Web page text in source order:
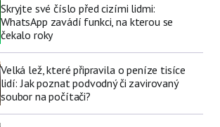
Skryjte své číslo před cizími lidmi:
WhatsApp zavádí funkci, na kterou se
čekalo roky
Velká lež, které připravila o peníze tisíce
lidí: Jak poznat podvodný či zavirovaný
soubor na počítači?